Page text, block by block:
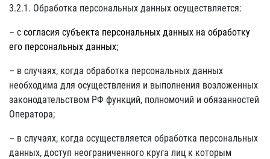
3.2.1. Обработка персональных данных осуществляется:
– с согласия субъекта персональных данных на обработку
его персональных данных;
– в случаях, когда обработка персональных данных
необходима для осуществления и выполнения возложенных
законодательством РФ функций, полномочий и обязанностей
Оператора;
– в случаях, когда осуществляется обработка персональных
данных, доступ неограниченного круга лиц к которым